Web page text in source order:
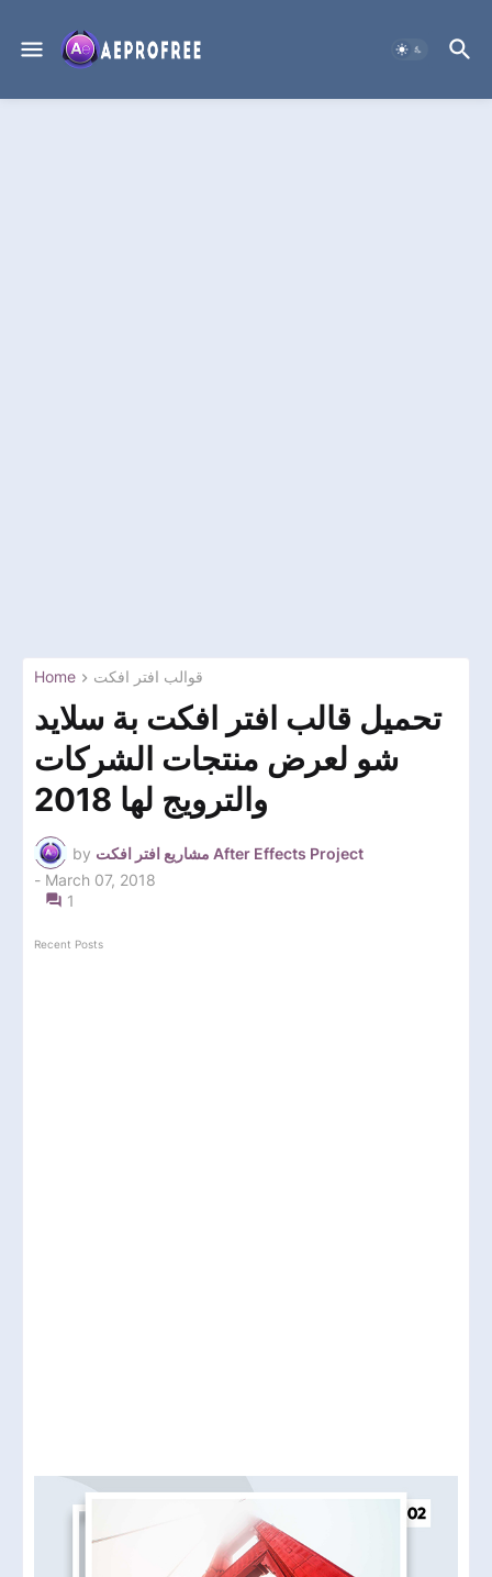
Home قوالب افتر افكت
تحميل قالب افتر افكت بة سلايد
شو لعرض منتجات الشركات
والترويج لها 2018
by
مشاريع افتر افكت After Effects Project
- March 07, 2018
1
Recent Posts